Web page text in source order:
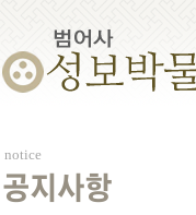
notice
공지사항